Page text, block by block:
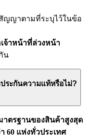
ญญาตามที่ระบุไว้ในข้อ
จ้าหน้าที่ล่วงหน้า
น
ระกันความแท้หรือไม่?
าตรฐานของสินค้าสูงสุด
60 แห่งทั่วประเทศ